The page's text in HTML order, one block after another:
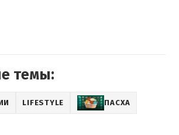
темы:
LIFESTYLE ПАСХА